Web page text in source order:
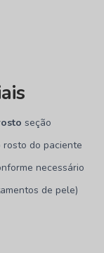
seção
do paciente
necessário
de pele)